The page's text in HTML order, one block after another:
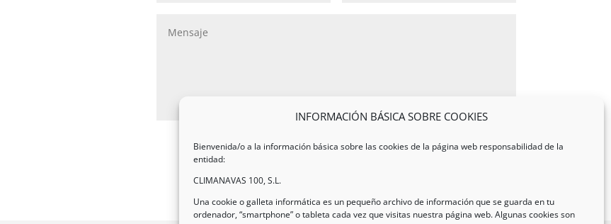
INFORMACIÓN BÁSICA SOBRE COOKIES
Bienvenida/o a la información básica sobre las cookies de la página web responsabilidad de la
entidad:
CLIMANAVAS 100, S.L.
Una cookie o galleta informática es un pequeño archivo de información que se guarda en tu
ordenador, “smartphone” o tableta cada vez que visitas nuestra página web. Algunas cookies son
12 + 11= Enviar